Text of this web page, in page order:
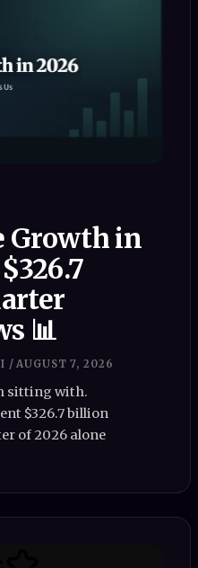
Growth in
📊
/ AUGUST 7, 2026
sitting with.
$326.7 billion
of 2026 alone